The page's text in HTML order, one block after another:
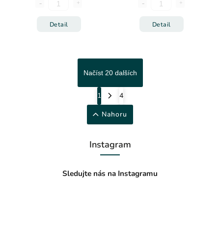
Detail Detail
Načíst 20 dalších
1
4
Nahoru
Instagram
Sledujte nás na Instagramu